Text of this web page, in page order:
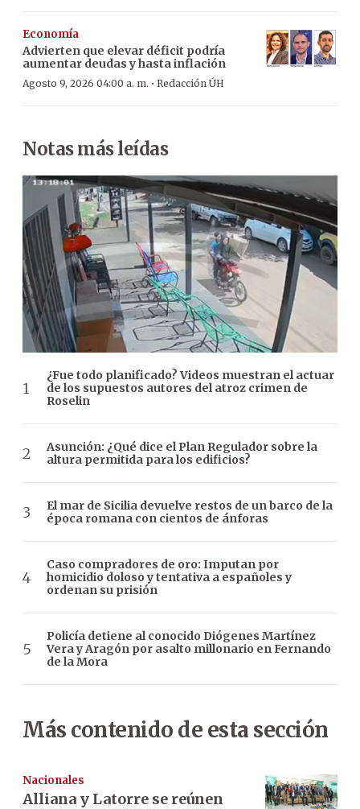
Economía
Advierten que elevar déficit podría
aumentar deudas y hasta inflación
Agosto 9, 2026 04:00 a. m. · Redacción ÚH
Notas más leídas
¿Fue todo planificado? Videos muestran el actuar
de los supuestos autores del atroz crimen de
Roselin
Asunción: ¿Qué dice el Plan Regulador sobre la
altura permitida para los edificios?
El mar de Sicilia devuelve restos de un barco de la
época romana con cientos de ánforas
Caso compradores de oro: Imputan por
homicidio doloso y tentativa a españoles y
ordenan su prisión
Policía detiene al conocido Diógenes Martínez
Vera y Aragón por asalto millonario en Fernando
de la Mora
Más contenido de esta sección
Nacionales
Alliana y Latorre se reúnen